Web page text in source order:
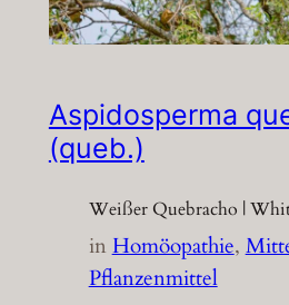
Aspidosperma
(queb.)
Weißer Quebracho |
inHomöopathie,
Pflanzenmittel